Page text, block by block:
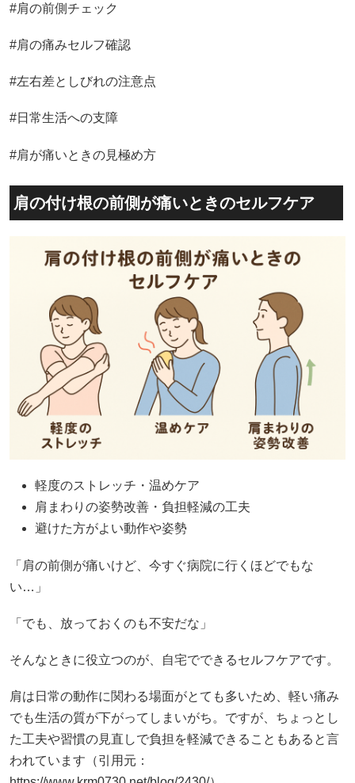
#肩の前側チェック
#肩の痛みセルフ確認
#左右差としびれの注意点
#日常生活への支障
#肩が痛いときの見極め方
肩の付け根の前側が痛いときのセルフケア
軽度のストレッチ・温めケア
肩まわりの姿勢改善・負担軽減の工夫
避けた方がよい動作や姿勢
「肩の前側が痛いけど、今すぐ病院に行くほどでもな
い…」
「でも、放っておくのも不安だな」
そんなときに役立つのが、自宅でできるセルフケアです。
肩は日常の動作に関わる場面がとても多いため、軽い痛み
でも生活の質が下がってしまいがち。ですが、ちょっとし
た工夫や習慣の見直しで負担を軽減できることもあると言
われています（引用元：